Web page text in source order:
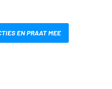
EN PRAAT MEE